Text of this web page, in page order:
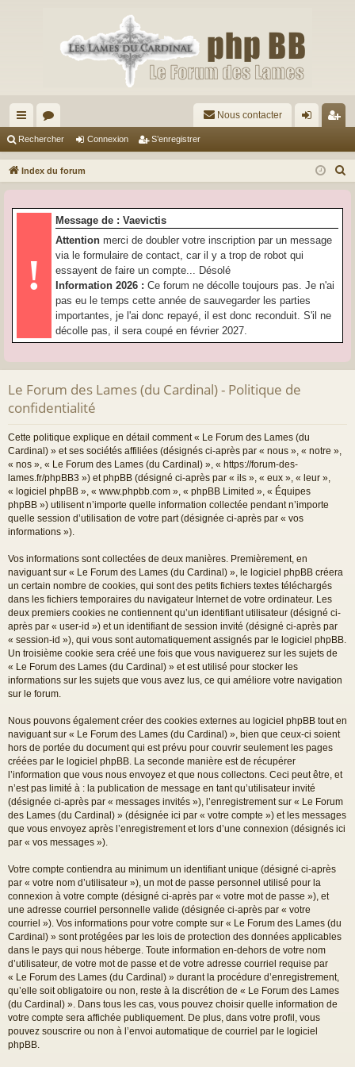
cc
ès
pi
or
u
s
Nous contacter
ne
on
nr
ist
Rechercher Connexion S’enregistrer
Index du forum
!
Message de : Vaevictis
Attention merci de doubler votre inscription par un message
via le formulaire de contact, car il y a trop de robot qui
essayent de faire un compte... Désolé
Information 2026 : Ce forum ne décolle toujours pas. Je n'ai
pas eu le temps cette année de sauvegarder les parties
importantes, je l'ai donc repayé, il est donc reconduit. S'il ne
décolle pas, il sera coupé en février 2027.
Le Forum des Lames (du Cardinal) - Politique de
confidentialité
Cette politique explique en détail comment « Le Forum des Lames (du
Cardinal) » et ses sociétés affiliées (désignés ci-après par « nous », « notre »,
« nos », « Le Forum des Lames (du Cardinal) », « https://forum-des-
lames.fr/phpBB3 ») et phpBB (désigné ci-après par « ils », « eux », « leur »,
« logiciel phpBB », « www.phpbb.com », « phpBB Limited », « Équipes
phpBB ») utilisent n’importe quelle information collectée pendant n’importe
quelle session d’utilisation de votre part (désignée ci-après par « vos
informations »).
Vos informations sont collectées de deux manières. Premièrement, en
naviguant sur « Le Forum des Lames (du Cardinal) », le logiciel phpBB créera
un certain nombre de cookies, qui sont des petits fichiers textes téléchargés
dans les fichiers temporaires du navigateur Internet de votre ordinateur. Les
deux premiers cookies ne contiennent qu’un identifiant utilisateur (désigné ci-
après par « user-id ») et un identifiant de session invité (désigné ci-après par
« session-id »), qui vous sont automatiquement assignés par le logiciel phpBB.
Un troisième cookie sera créé une fois que vous naviguerez sur les sujets de
« Le Forum des Lames (du Cardinal) » et est utilisé pour stocker les
informations sur les sujets que vous avez lus, ce qui améliore votre navigation
sur le forum.
Nous pouvons également créer des cookies externes au logiciel phpBB tout en
naviguant sur « Le Forum des Lames (du Cardinal) », bien que ceux-ci soient
hors de portée du document qui est prévu pour couvrir seulement les pages
créées par le logiciel phpBB. La seconde manière est de récupérer
l’information que vous nous envoyez et que nous collectons. Ceci peut être, et
n’est pas limité à : la publication de message en tant qu’utilisateur invité
(désignée ci-après par « messages invités »), l’enregistrement sur « Le Forum
des Lames (du Cardinal) » (désignée ici par « votre compte ») et les messages
que vous envoyez après l’enregistrement et lors d’une connexion (désignés ici
par « vos messages »).
Votre compte contiendra au minimum un identifiant unique (désigné ci-après
par « votre nom d’utilisateur »), un mot de passe personnel utilisé pour la
connexion à votre compte (désigné ci-après par « votre mot de passe »), et
une adresse courriel personnelle valide (désignée ci-après par « votre
courriel »). Vos informations pour votre compte sur « Le Forum des Lames (du
Cardinal) » sont protégées par les lois de protection des données applicables
dans le pays qui nous héberge. Toute information en-dehors de votre nom
d’utilisateur, de votre mot de passe et de votre adresse courriel requise par
« Le Forum des Lames (du Cardinal) » durant la procédure d’enregistrement,
qu’elle soit obligatoire ou non, reste à la discrétion de « Le Forum des Lames
(du Cardinal) ». Dans tous les cas, vous pouvez choisir quelle information de
votre compte sera affichée publiquement. De plus, dans votre profil, vous
pouvez souscrire ou non à l’envoi automatique de courriel par le logiciel
phpBB.